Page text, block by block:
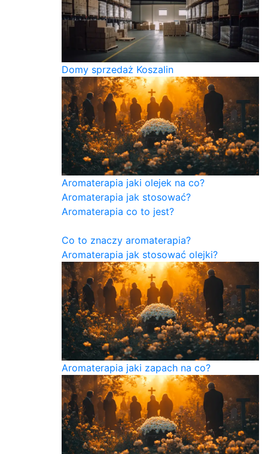
Domy sprzedaż Koszalin
Aromaterapia jaki olejek na co?
Aromaterapia jak stosować?
Aromaterapia co to jest?
Co to znaczy aromaterapia?
Aromaterapia jak stosować olejki?
Aromaterapia jaki zapach na co?